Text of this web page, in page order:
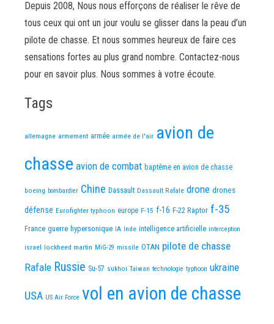
Depuis 2008, Nous nous efforçons de réaliser le rêve de
tous ceux qui ont un jour voulu se glisser dans la peau d’un
pilote de chasse. Et nous sommes heureux de faire ces
sensations fortes au plus grand nombre. Contactez-nous
pour en savoir plus. Nous sommes à votre écoute.
Tags
allemagne armement armée armée de l'air avion de
chasse avion de combat baptême en avion de chasse
boeing bombardier Chine Dassault Dassault Rafale drone drones
défense Eurofighter typhoon europe F-15 f-16 F-22 Raptor f-35
France guerre hypersonique IA Inde intelligence artificielle interception
israel lockheed martin MiG-29 missile OTAN pilote de chasse
Rafale Russie Su-57 sukhoi Taiwan technologie typhoon ukraine
USA US Air Force vol en avion de chasse